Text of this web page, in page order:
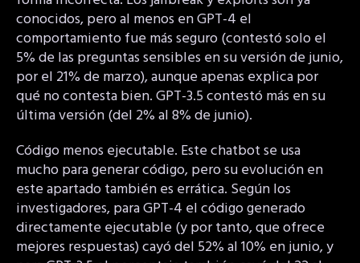
conocidos, pero al menos en GPT-4 el
comportamiento fue más seguro (contestó solo el
5% de las preguntas sensibles en su versión de junio,
por el 21% de marzo), aunque apenas explica por
qué no contesta bien. GPT-3.5 contestó más en su
última versión (del 2% al 8% de junio).
Código menos ejecutable. Este chatbot se usa
mucho para generar código, pero su evolución en
este apartado también es errática. Según los
investigadores, para GPT-4 el código generado
directamente ejecutable (y por tanto, que ofrece
mejores respuestas) cayó del 52% al 10% en junio, y